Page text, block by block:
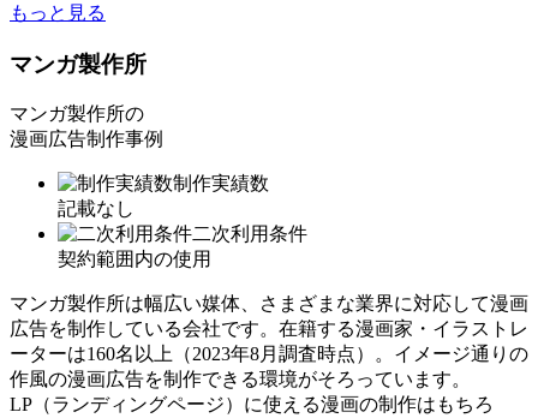
もっと見る
マンガ製作所
マンガ製作所の
漫画広告制作事例
制作実績数
記載なし
二次利用条件
契約範囲内の使用
マンガ製作所は幅広い媒体、さまざまな業界に対応して漫画
広告を制作している会社です。 在籍する漫画家・イラストレ
ーターは160名以上
（2023年8月調査時点）。イメージ通りの
作風の漫画広告を制作できる環境がそろっています。
LP（ランディングページ）に使える漫画の制作はもちろ